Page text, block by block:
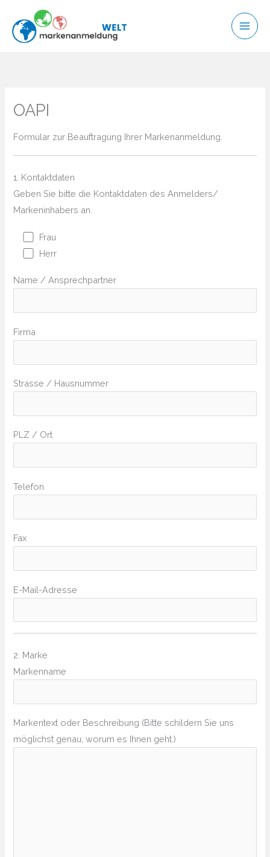
Inhalt
springen
OAPI
Formular zur Beauftragung Ihrer Markenanmeldung.
1. Kontaktdaten
Geben Sie bitte die Kontaktdaten des Anmelders/
Markeninhabers an.
Frau
Herr
Name / Ansprechpartner
Firma
Strasse / Hausnummer
PLZ / Ort
Telefon
Fax
E-Mail-Adresse
2. Marke
Markenname
Markentext oder Beschreibung (Bitte schildern Sie uns
möglichst genau, worum es Ihnen geht.)